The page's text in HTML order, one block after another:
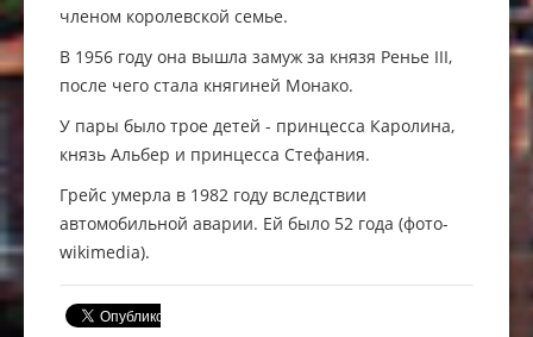
членом королевской семье.
В 1956 году она вышла замуж за князя Ренье III,
после чего стала княгиней Монако.
У пары было трое детей - принцесса Каролина,
князь Альбер и принцесса Стефания.
Грейс умерла в 1982 году вследствии
автомобильной аварии. Ей было 52 года (фото-
wikimedia).